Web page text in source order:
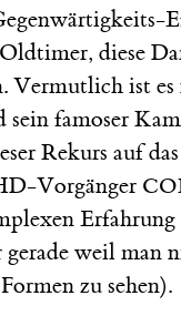
Oldtimer, diese
ist es
famoser
Rekurs auf
Vorgänger
weil man
zu sehen).